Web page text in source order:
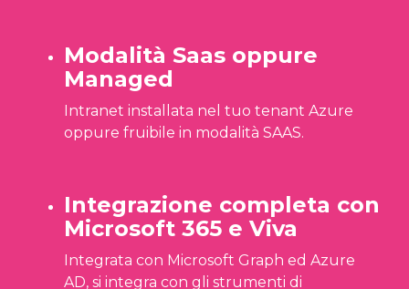
Modalità Saas oppure
Managed
Intranet installata nel tuo tenant Azure
oppure fruibile in modalità SAAS.
Integrazione completa con
Microsoft 365 e Viva
Integrata con Microsoft Graph ed Azure
AD, si integra con gli strumenti di